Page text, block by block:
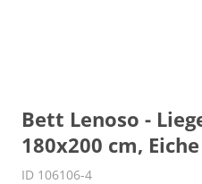
Bett Lenoso -
180x200 cm,
ID 106106-4